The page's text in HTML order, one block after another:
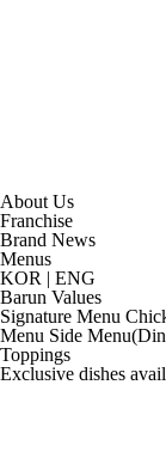
About Us
Franchise
Brand News
Menus
KOR | ENG
Barun Values
Signature Menu
Menu Side
Toppings
Exclusive dishes